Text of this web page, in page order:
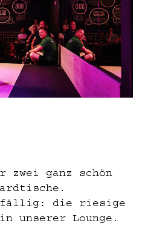
zwei ganz schön
die riesige
unserer Lounge.